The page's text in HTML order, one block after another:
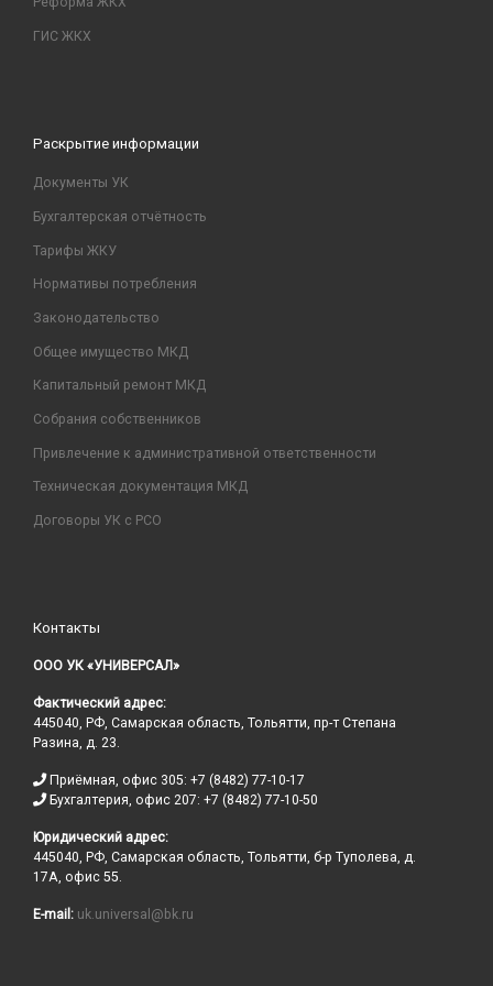
ГИС ЖКХ
Раскрытие информации
Документы УК
Бухгалтерская отчётность
Тарифы ЖКУ
Нормативы потребления
Законодательство
Общее имущество МКД
Капитальный ремонт МКД
Собрания собственников
Привлечение к административной ответственности
Техническая документация МКД
Договоры УК с РСО
Контакты
ООО УК «УНИВЕРСАЛ»
Фактический адрес:
445040, РФ, Самарская область, Тольятти, пр-т Степана
Разина, д. 23.
Приёмная, офис 305: +7 (8482) 77-10-17
Бухгалтерия, офис 207: +7 (8482) 77-10-50
Юридический адрес:
445040, РФ, Самарская область, Тольятти, б-р Туполева, д.
17А, офис 55.
E-mail: uk.universal@bk.ru